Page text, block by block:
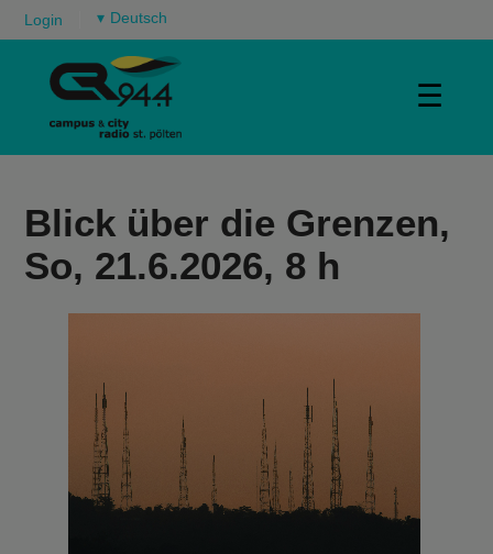
Login ▾
☰
Blick über die Grenzen,
So, 21.6.2026, 8 h